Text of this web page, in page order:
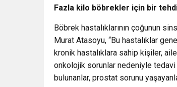
Fazla kilo böbrekler için bir
Böbrek hastalıklarının çoğunun
Murat Atasoyu, “Bu hastalıklar
kronik hastalıklara sahip kişiler,
onkolojik sorunlar nedeniyle tedavi
bulunanlar, prostat sorunu